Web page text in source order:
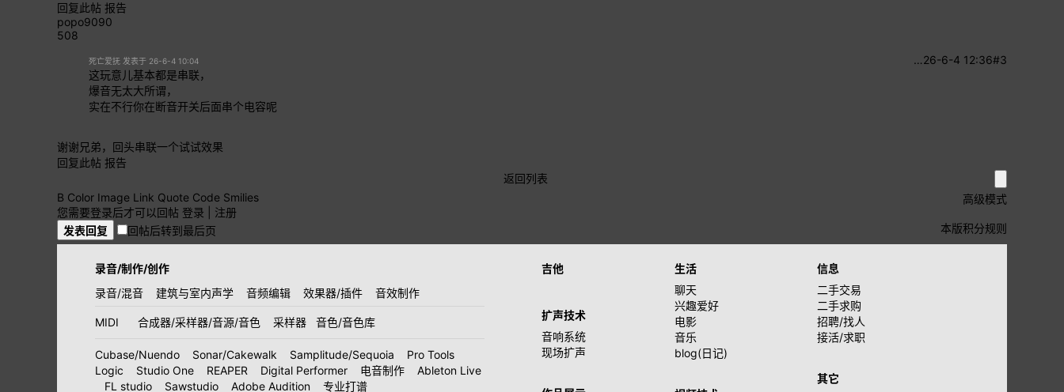
回复此帖 报告
popo9090
508
#3
26-6-4 12:36
…
死亡爱抚 发表于 26-6-4 10:04
这玩意儿基本都是串联，
爆音无太大所谓，
实在不行你在断音开关后面串个电容呢
谢谢兄弟，回头串联一个试试效果
回复此帖 报告
返回列表
高级模式
B Color Image Link Quote Code Smilies
您需要登录后才可以回帖 登录
注册
本版积分规则
发表回复 回帖后转到最后页
录音/制作/创作
录音/混音
建筑与室内声学 音频编辑 效果器/插件 音效制作
MIDI 合成器/采样器/音源/音色 采样器 音色/音色库
Cubase/Nuendo Sonar/Cakewalk Samplitude/Sequoia
Pro Tools
Logic
Studio One REAPER Digital Performer 电音制作
Ableton Live
FL studio
Sawstudio Adobe Audition 专业打谱
吉他
扩声技术
音响系统
现场扩声
生活
聊天
兴趣爱好
电影
音乐
blog(日记)
信息
二手交易
二手求购
招聘/找人
接活/求职
其它